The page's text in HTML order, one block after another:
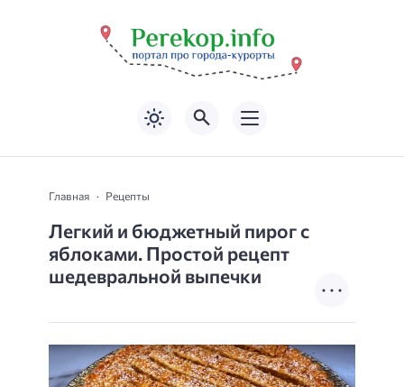
Главная Рецепты
Легкий и бюджетный пирог с
яблоками. Простой рецепт
шедевральной выпечки